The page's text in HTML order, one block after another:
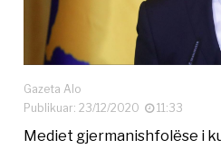
Gazeta Alo
Publikuar: 23/12/2020
11:33
Mediet gjermanishfolëse i